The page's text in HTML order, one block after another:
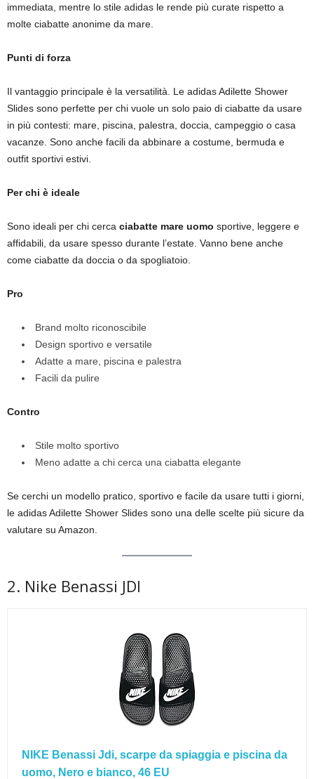
immediata, mentre lo stile adidas le rende più curate rispetto a
molte ciabatte anonime da mare.
Punti di forza
Il vantaggio principale è la versatilità. Le adidas Adilette Shower
Slides sono perfette per chi vuole un solo paio di ciabatte da usare
in più contesti: mare, piscina, palestra, doccia, campeggio o casa
vacanze. Sono anche facili da abbinare a costume, bermuda e
outfit sportivi estivi.
Per chi è ideale
Sono ideali per chi cerca ciabatte mare uomo sportive, leggere e
affidabili, da usare spesso durante l’estate. Vanno bene anche
come ciabatte da doccia o da spogliatoio.
Pro
Brand molto riconoscibile
Design sportivo e versatile
Adatte a mare, piscina e palestra
Facili da pulire
Contro
Stile molto sportivo
Meno adatte a chi cerca una ciabatta elegante
Se cerchi un modello pratico, sportivo e facile da usare tutti i giorni,
le adidas Adilette Shower Slides sono una delle scelte più sicure da
valutare su Amazon.
2. Nike Benassi JDI
NIKE Benassi Jdi, scarpe da spiaggia e piscina da
uomo, Nero e bianco, 46 EU